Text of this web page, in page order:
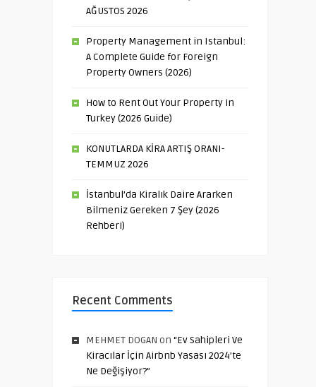
AĞUSTOS 2026
Property Management in Istanbul:
A Complete Guide for Foreign
Property Owners (2026)
How to Rent Out Your Property in
Turkey (2026 Guide)
KONUTLARDA KİRA ARTIŞ ORANI-
TEMMUZ 2026
İstanbul’da Kiralık Daire Ararken
Bilmeniz Gereken 7 Şey (2026
Rehberi)
Recent Comments
MEHMET DOGAN on “Ev Sahipleri Ve
Kiracılar İçin Airbnb Yasası 2024’te
Ne Değişiyor?”